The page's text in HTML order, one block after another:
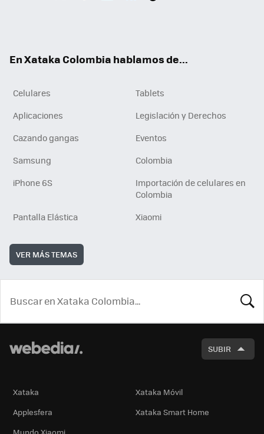
En Xataka Colombia hablamos de...
Celulares
Tablets
Aplicaciones
Legislación y Derechos
Cazando gangas
Eventos
Samsung
Colombia
iPhone 6S
Importación de celulares en
Colombia
Pantalla Elástica
Xiaomi
VER MÁS TEMAS
SUBIR
Xataka
Xataka Móvil
Applesfera
Xataka Smart Home
Mundo Xiaomi